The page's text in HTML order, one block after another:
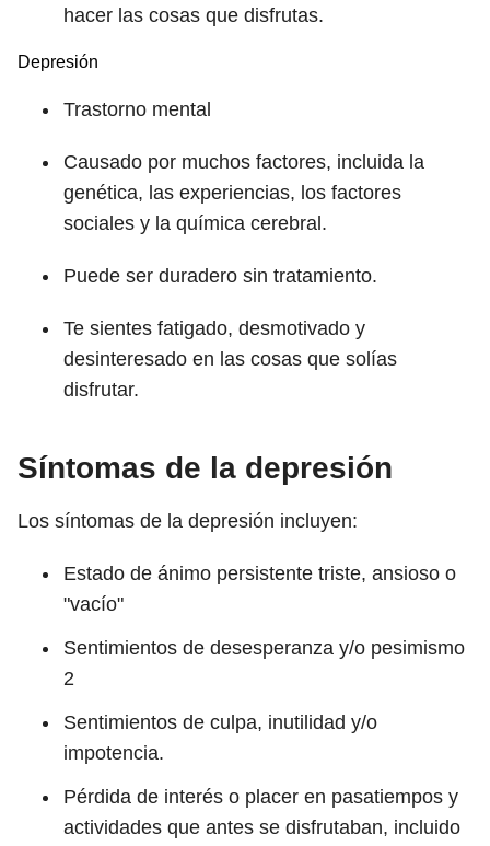
hacer las cosas que disfrutas.
Depresión
Trastorno mental
Causado por muchos factores, incluida la
genética, las experiencias, los factores
sociales y la química cerebral.
Puede ser duradero sin tratamiento.
Te sientes fatigado, desmotivado y
desinteresado en las cosas que solías
disfrutar.
Síntomas de la depresión
Los síntomas de la depresión incluyen:
Estado de ánimo persistente triste, ansioso o
"vacío"
Sentimientos de desesperanza y/o pesimismo
2
Sentimientos de culpa, inutilidad y/o
impotencia.
Pérdida de interés o placer en pasatiempos y
actividades que antes se disfrutaban, incluido